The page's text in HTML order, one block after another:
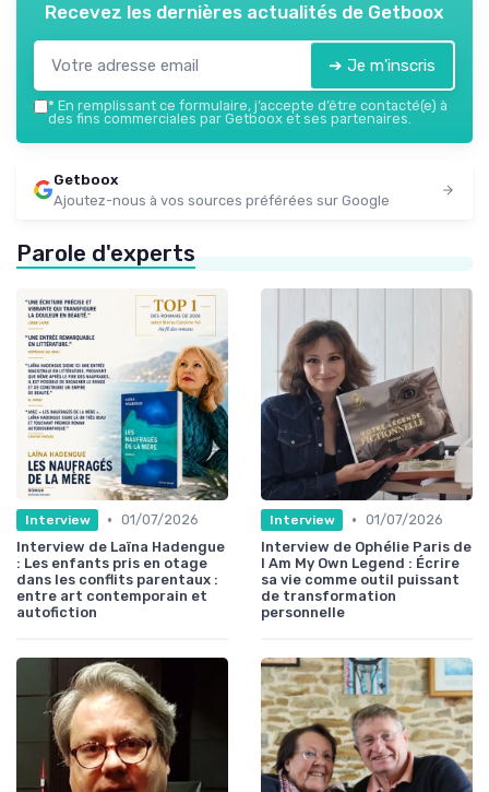
Recevez les dernières actualités de Getboox
➔ Je m'inscris
* En remplissant ce formulaire, j’accepte d’être contacté(e) à
des fins commerciales par Getboox et ses partenaires.
Getboox
Ajoutez-nous à vos sources préférées sur Google
Parole d'experts
Interview • 01/07/2026
Interview de Laïna Hadengue
: Les enfants pris en otage
dans les conflits parentaux :
entre art contemporain et
autofiction
Interview • 01/07/2026
Interview de Ophélie Paris de
I Am My Own Legend : Écrire
sa vie comme outil puissant
de transformation
personnelle